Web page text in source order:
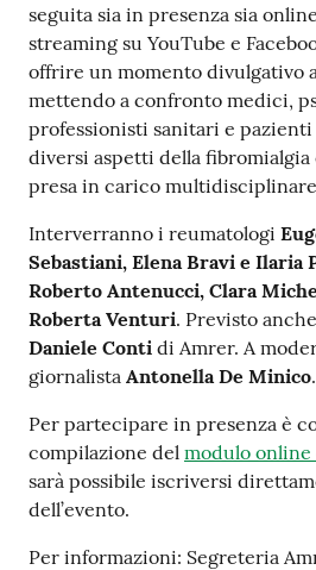
Novità
Scuole
Imprese
ed Enti
Seguici
seguita sia in presenza sia
streaming su YouTube e
offrire un momento divulgativo
mettendo a confronto medici,
professionisti sanitari e
diversi aspetti della fibromialgia
presa in carico
Interverranno i reumatologi
Sebastiani, Elena Bravi e Ilaria
Roberto Antenucci, Clara
Roberta Venturi. Previsto
Daniele Conti di Amrer. A
giornalista Antonella De Minico.
Per partecipare in presenza è
compilazione del modulo
sarà possibile iscriversi
dell’evento.
Per informazioni: Segreteria